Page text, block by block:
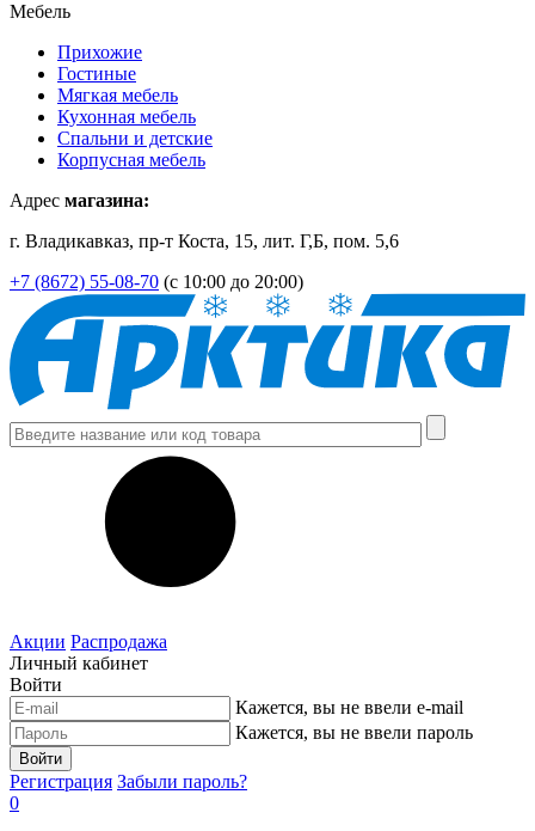
Мебель
Прихожие
Гостиные
Мягкая мебель
Кухонная мебель
Спальни и детские
Корпусная мебель
Адрес магазина:
г. Владикавказ, пр-т Коста, 15, лит. Г,Б, пом. 5,6
+7 (8672) 55-08-70 (с 10:00 до 20:00)
Акции Распродажа
Личный кабинет
Войти
Кажется, вы не ввели e-mail
Кажется, вы не ввели пароль
Войти
Регистрация Забыли пароль?
0